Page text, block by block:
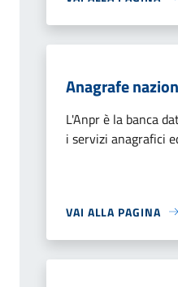
Anagrafe
L'Anpr è la banca
i servizi anagrafici
VAI ALLA PAGINA